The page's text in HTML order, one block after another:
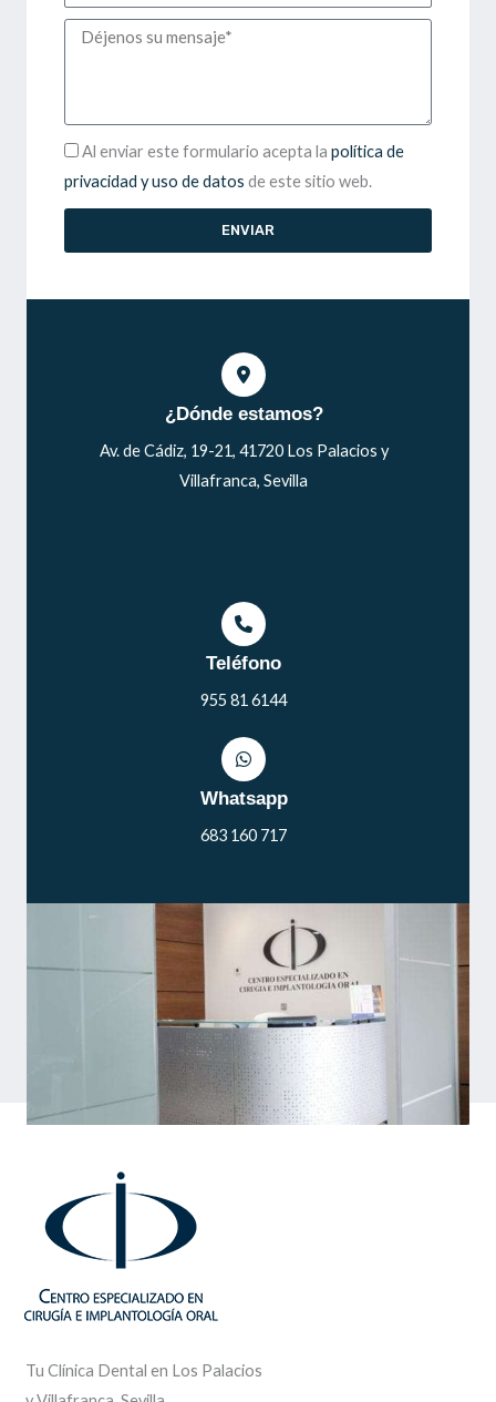
Mensaje
Aceptación
Al enviar este formulario acepta la política de
privacidad y uso de datos de este sitio web.
ENVIAR
¿Dónde estamos?
Av. de Cádiz, 19-21, 41720 Los Palacios y
Villafranca, Sevilla
Teléfono
955 81 6144
Whatsapp
683 160 717
Tu Clínica Dental en Los Palacios